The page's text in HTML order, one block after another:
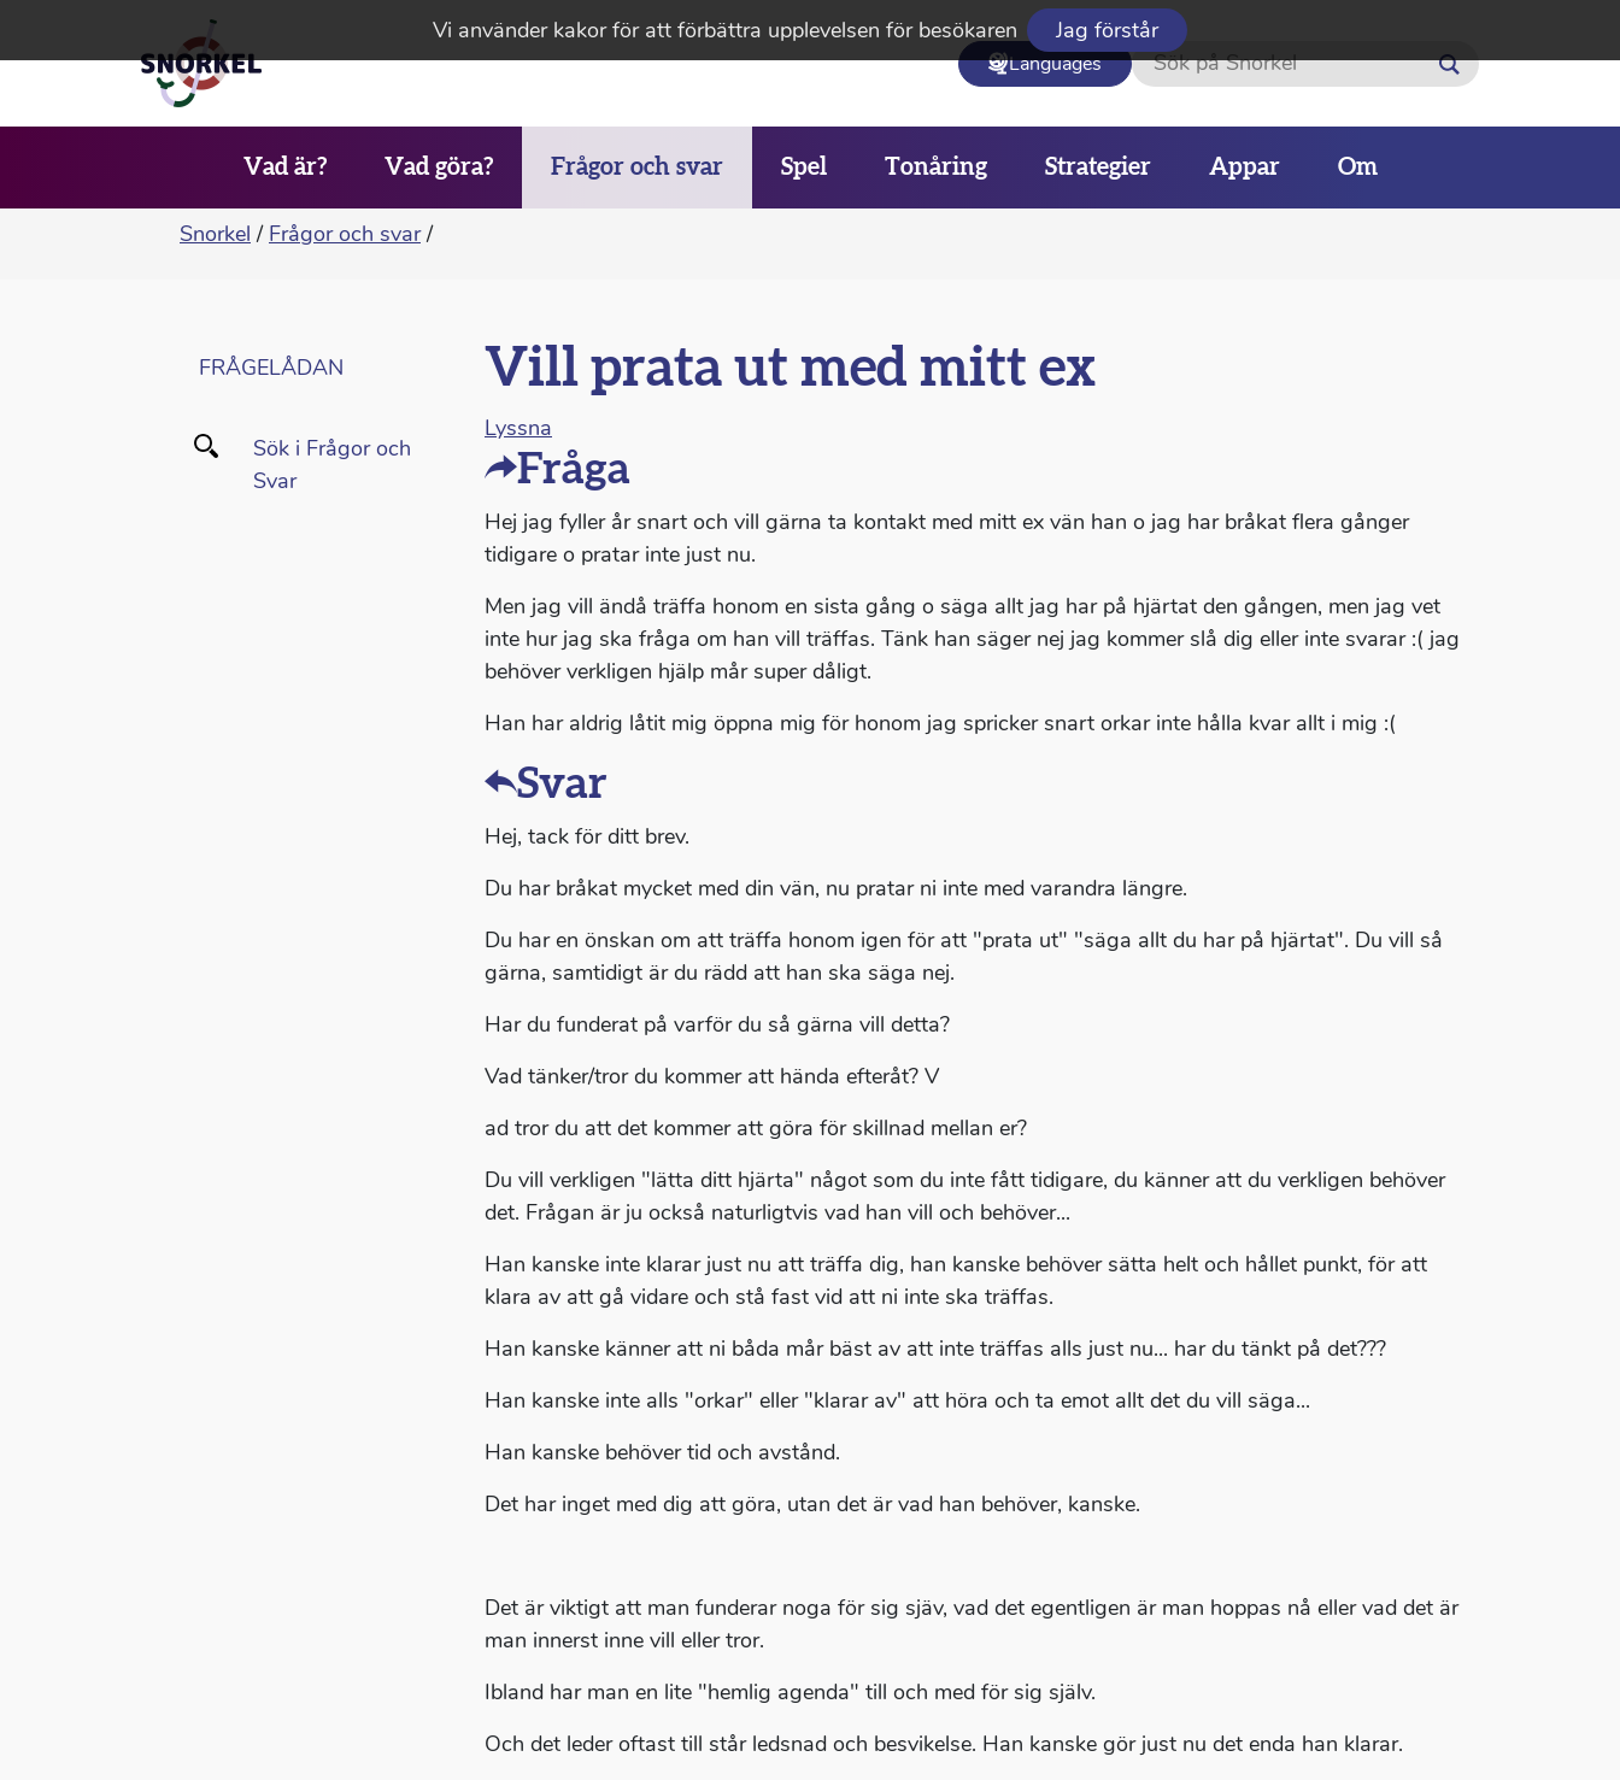
Vi använder kakor för att förbättra upplevelsen för besökaren Jag förstår
Languages Sök
Vad är? Vad göra? Frågor och svar Spel Tonåring Strategier Appar Om
Snorkel / Frågor och svar /
FRÅGELÅDAN
Sök i Frågor och
Svar
Vill prata ut med mitt ex
Lyssna
Fråga
Hej jag fyller år snart och vill gärna ta kontakt med mitt ex vän han o jag har bråkat flera gånger
tidigare o pratar inte just nu.
Men jag vill ändå träffa honom en sista gång o säga allt jag har på hjärtat den gången, men jag vet
inte hur jag ska fråga om han vill träffas. Tänk han säger nej jag kommer slå dig eller inte svarar :( jag
behöver verkligen hjälp mår super dåligt.
Han har aldrig låtit mig öppna mig för honom jag spricker snart orkar inte hålla kvar allt i mig :(
Svar
Hej, tack för ditt brev.
Du har bråkat mycket med din vän, nu pratar ni inte med varandra längre.
Du har en önskan om att träffa honom igen för att "prata ut" "säga allt du har på hjärtat". Du vill så
gärna, samtidigt är du rädd att han ska säga nej.
Har du funderat på varför du så gärna vill detta?
Vad tänker/tror du kommer att hända efteråt? V
ad tror du att det kommer att göra för skillnad mellan er?
Du vill verkligen "lätta ditt hjärta" något som du inte fått tidigare, du känner att du verkligen behöver
det. Frågan är ju också naturligtvis vad han vill och behöver...
Han kanske inte klarar just nu att träffa dig, han kanske behöver sätta helt och hållet punkt, för att
klara av att gå vidare och stå fast vid att ni inte ska träffas.
Han kanske känner att ni båda mår bäst av att inte träffas alls just nu... har du tänkt på det???
Han kanske inte alls "orkar" eller "klarar av" att höra och ta emot allt det du vill säga...
Han kanske behöver tid och avstånd.
Det har inget med dig att göra, utan det är vad han behöver, kanske.
Det är viktigt att man funderar noga för sig sjäv, vad det egentligen är man hoppas nå eller vad det är
man innerst inne vill eller tror.
Ibland har man en lite "hemlig agenda" till och med för sig själv.
Och det leder oftast till står ledsnad och besvikelse. Han kanske gör just nu det enda han klarar.